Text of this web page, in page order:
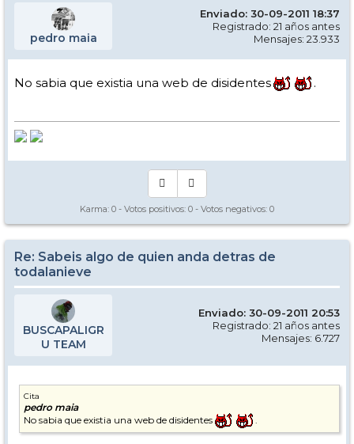
pedro maia
Enviado: 30-09-2011 18:37
Registrado: 21 años antes
Mensajes: 23.933
No sabia que existia una web de disidentes .
Karma: 0 - Votos positivos: 0 - Votos negativos: 0
Re: Sabeis algo de quien anda detras de
todalanieve
BUSCAPALIGR
U TEAM
Enviado: 30-09-2011 20:53
Registrado: 21 años antes
Mensajes: 6.727
Cita
pedro maia
No sabia que existia una web de disidentes